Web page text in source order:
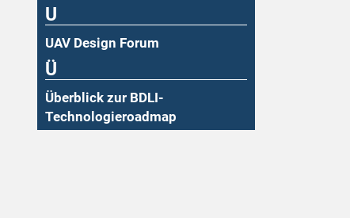
U
UAV Design Forum
Ü
Überblick zur BDLI-
Technologieroadmap